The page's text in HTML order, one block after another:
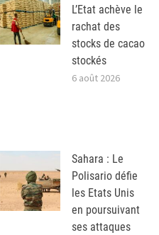
L’Etat achève le
rachat des
stocks de cacao
stockés
6 août 2026
Sahara : Le
Polisario défie
les Etats Unis
en poursuivant
ses attaques